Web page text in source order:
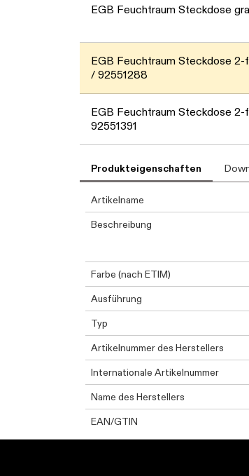
EGB Feuchtraum Steckdose
EGB Feuchtraum Steckdose
/ 92551288
EGB Feuchtraum Steckdose
92551391
Produkteigenschaften
Artikelname
Beschreibung
Farbe (nach ETIM)
Ausführung
Typ
Artikelnummer des Herstellers
Internationale Artikelnummer
Name des Herstellers
EAN/GTIN